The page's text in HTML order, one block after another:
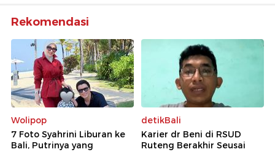
Rekomendasi
Wolipop
7 Foto Syahrini Liburan ke
Bali, Putrinya yang
detikBali
Karier dr Beni di RSUD
Ruteng Berakhir Seusai